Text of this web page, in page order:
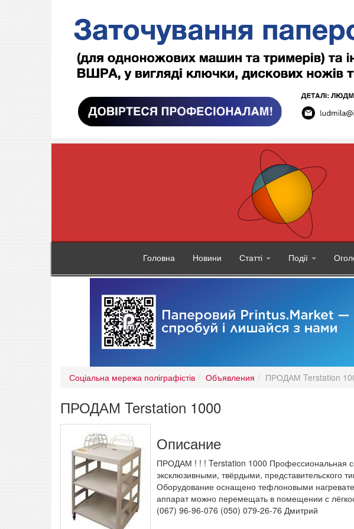
Головна Новини Статті Події
Соціальна мережа поліграфістів Объявления ПРОДАМ Terstation
ПРОДАМ Terstation 1000
Описание
ПРОДАМ ! ! ! Terstation 1000 Профессиональная
эксклюзивными, твёрдыми, представительского
Оборудование оснащено тефлоновыми
аппарат можно перемещать в помещении с
(067) 96-96-076 (050) 079-26-76 Дмитрий